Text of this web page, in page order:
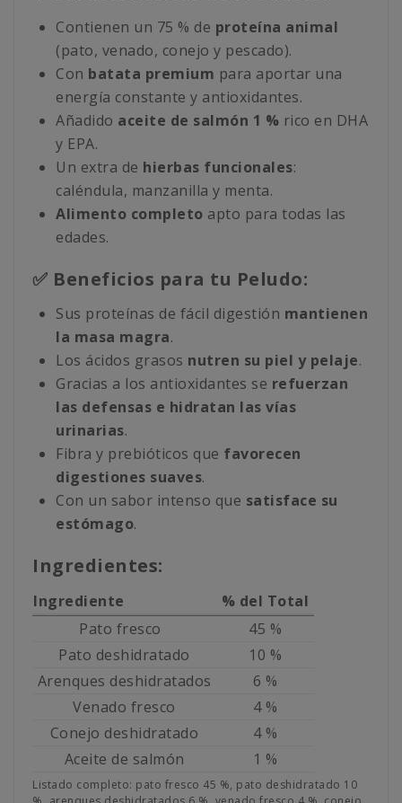
Contienen un 75 % de proteína animal
(pato, venado, conejo y pescado).
Con batata premium para aportar una
energía constante y antioxidantes.
Añadido aceite de salmón 1 % rico en DHA
y EPA.
Un extra de hierbas funcionales:
caléndula, manzanilla y menta.
Alimento completo apto para todas las
edades.
✅ Beneficios para tu Peludo:
Sus proteínas de fácil digestión mantienen
la masa magra.
Los ácidos grasos nutren su piel y pelaje.
Gracias a los antioxidantes se refuerzan
las defensas e hidratan las vías
urinarias.
Fibra y prebióticos que favorecen
digestiones suaves.
Con un sabor intenso que satisface su
estómago.
Ingredientes:
Ingrediente
% del Total
Pato fresco
45 %
Pato deshidratado
10 %
Arenques deshidratados
6 %
Venado fresco
4 %
Conejo deshidratado
4 %
Aceite de salmón
1 %
Listado completo: pato fresco 45 %, pato deshidratado 10